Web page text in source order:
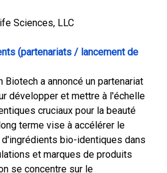
Sciences, LLC
(partenariats / lancement de
Biotech a annoncé un partenariat
développer et mettre à l'échelle
cruciaux pour la beauté
terme vise à accélérer le
bio-identiques dans
et marques de produits
se concentre sur le